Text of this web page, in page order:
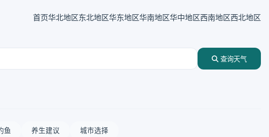
首页华北地区东北地区华东地区华南地区华中地区西南地区西北地区
查询天气
鱼 养生建议 城市选择